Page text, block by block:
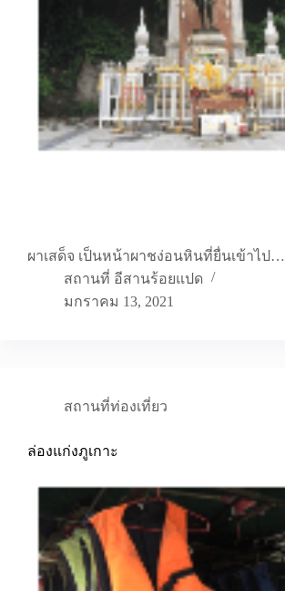
ผาเสด็จ เป็นหน้าผาชง่อนหินที่ยื่นเข้าไป…
สถานที่ อีสานร้อยแปด
มกราคม 13, 2021
สถานที่ท่องเที่ยว
ล่องแก่งภูเกาะ